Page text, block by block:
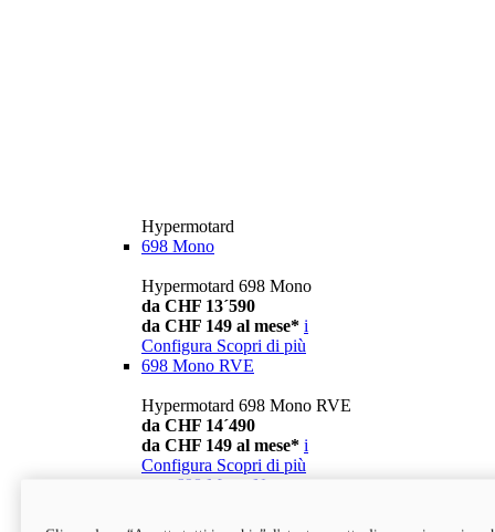
Hypermotard
698 Mono
Hypermotard 698 Mono
da CHF 13´590
da CHF 149 al mese* i
Configura Scopri di più
698 Mono RVE
Hypermotard 698 Mono RVE
da CHF 14´490
da CHF 149 al mese* i
Configura Scopri di più
698 Mono Nera
Hypermotard 698 Mono Nera